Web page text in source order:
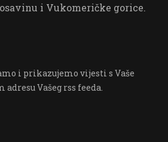
i Vukomeričke gorice.
i prikazujemo vijesti s Vaše
Vašeg rss feeda.